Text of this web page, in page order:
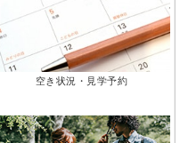
空き状況・見学予約